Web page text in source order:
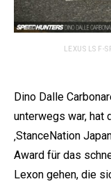
LEXUS LS F-
Dino Dalle
unterwegs war, hat
‚StanceNation
Award für das
Lexon gehen, die